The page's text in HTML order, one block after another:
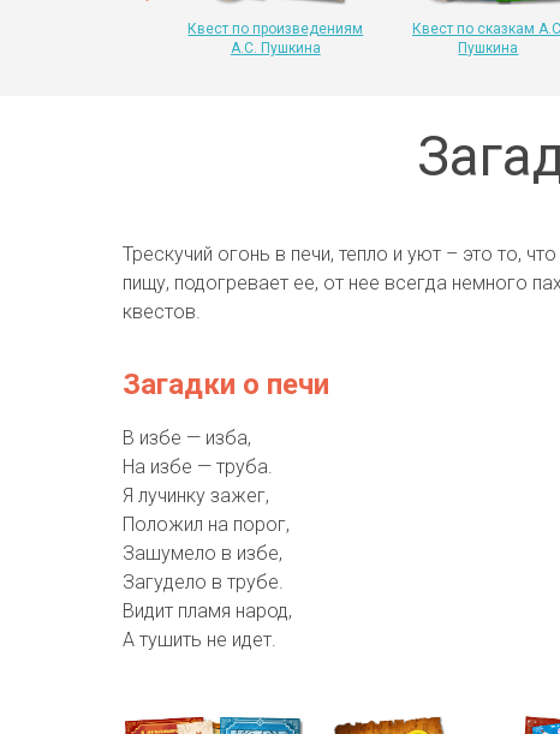
Квест по произведениям
А.С. Пушкина
Квест по сказкам
Пушкина
Трескучий огонь в печи, тепло и уют – это то,
пищу, подогревает ее, от нее всегда немного
квестов.
Загадки о печи
В избе — изба,
На избе — труба.
Я лучинку зажег,
Положил на порог,
Зашумело в избе,
Загудело в трубе.
Видит пламя народ,
А тушить не идет.